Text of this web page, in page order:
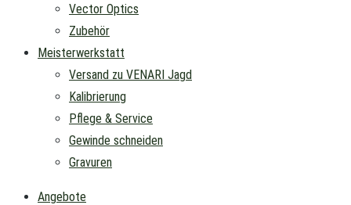
Vector Optics
Zubehör
Meisterwerkstatt
Versand zu VENARI Jagd
Kalibrierung
Pflege & Service
Gewinde schneiden
Gravuren
Angebote